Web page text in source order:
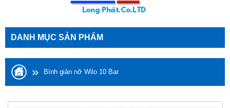
DANH MỤC SẢN PHẨM
» Bình giản nỡ Wilo 10 Bar